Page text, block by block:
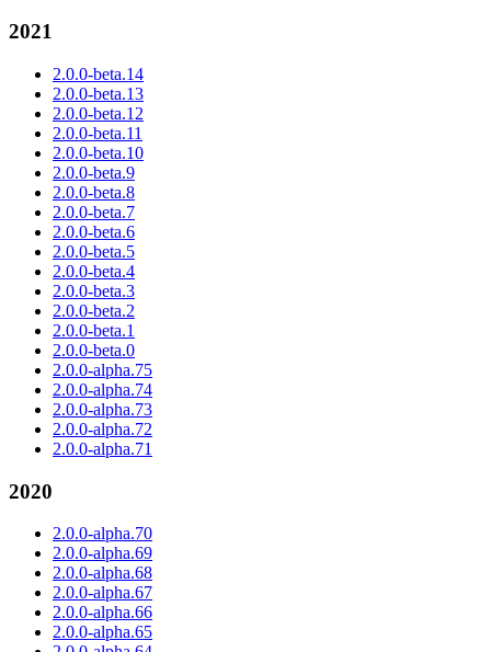
2021
2.0.0-beta.14
2.0.0-beta.13
2.0.0-beta.12
2.0.0-beta.11
2.0.0-beta.10
2.0.0-beta.9
2.0.0-beta.8
2.0.0-beta.7
2.0.0-beta.6
2.0.0-beta.5
2.0.0-beta.4
2.0.0-beta.3
2.0.0-beta.2
2.0.0-beta.1
2.0.0-beta.0
2.0.0-alpha.75
2.0.0-alpha.74
2.0.0-alpha.73
2.0.0-alpha.72
2.0.0-alpha.71
2020
2.0.0-alpha.70
2.0.0-alpha.69
2.0.0-alpha.68
2.0.0-alpha.67
2.0.0-alpha.66
2.0.0-alpha.65